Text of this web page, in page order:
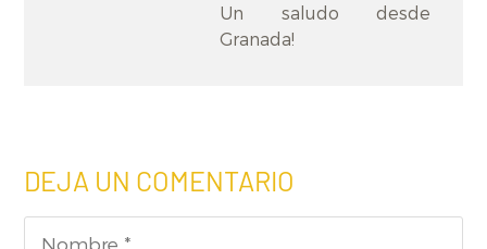
Un saludo desde
Granada!
DEJA UN COMENTARIO